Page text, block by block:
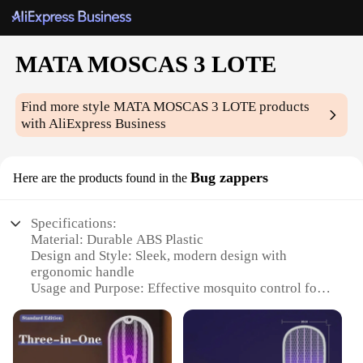
MATA MOSCAS 3 LOTE
Find more styleMATA MOSCAS 3 LOTE products
with AliExpress Business
Here are the products found in the Bug zappers
Specifications:
Material: Durable ABS Plastic
Design and Style: Sleek, modern design with
ergonomic handle
Usage and Purpose: Effective mosquito control for
Performance and Property: High-voltage grid
ensures quick and efficient bug zapping
Quantity: 3-piece set for comprehensive coverage